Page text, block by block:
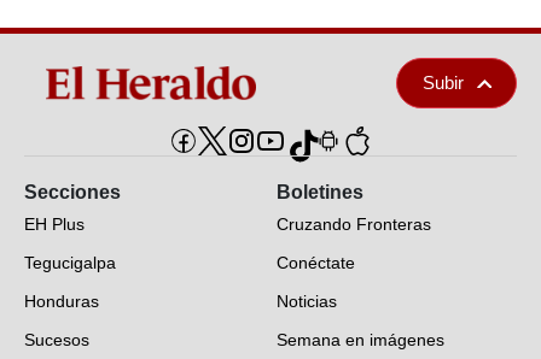
Subir
Secciones
EH Plus
Tegucigalpa
Honduras
Sucesos
Boletines
Cruzando Fronteras
Conéctate
Noticias
Semana en imágenes